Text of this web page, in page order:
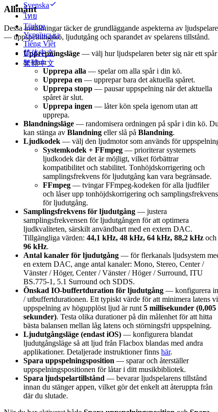
Svenska
ไทย
Türkçe
Українська
Tiếng Việt
简体中文
繁體中文
Allmänt
Dessa inställningar täcker de grundläggande aspekterna av
— uppspelningskö, ljudutgång och sparandet av spelarens tillstånd.
Upprepningsläge — välj hur ljudspelaren beter sig när ett spår
är klart:
Upprepa alla — spelar om alla spår i din kö.
Upprepa en — upprepar bara det aktuella spåret.
Upprepa stopp — pausar uppspelning när det aktuella
spåret är slut.
Upprepa ingen — låter kön spela igenom utan att
upprepa.
Blandningsläge — randomisera ordningen på spår i din kö.
kan stänga av Blandning eller slå på Blandning.
Ljudkodek — välj den ljudmotor som används för
Systemkodek + FFmpeg — prioriterar systemets
ljudkodek där det är möjligt, vilket förbättrar
kompatibilitet och stabilitet. Tonhöjdskorrigering och
samplingsfrekvens för ljudutgång kan vara begränsade.
FFmpeg — tvingar FFmpeg-kodeken för alla ljudfiler
och låser upp tonhöjdskorrigering och samplingsfrekvens
för ljudutgång.
Samplingsfrekvens för ljudutgång — justera
samplingsfrekvensen för ljudutgången för att optimera
ljudkvaliteten, särskilt användbart med en extern DAC.
Tillgängliga värden: 44,1 kHz, 48 kHz, 64 kHz, 88,2 kHz och
96 kHz.
Antal kanaler för ljudutgång — för flerkanals ljudsystem
en extern DAC, ange antal kanaler: Mono, Stereo, Center /
Vänster / Höger, Center / Vänster / Höger / Surround, ITU
BS.775-1, 5.1 Surround och SDDS.
Önskad IO-buffertduration för ljudutgång — konfigurera
/ utbuffertdurationen. Ett typiskt värde för att minimera latens
uppspelning av högupplöst ljud är runt 5 millisekunder (0,005
sekunder). Testa olika durationer på din målenhet för att hitta
bästa balansen mellan låg latens och störningsfri uppspelning.
Ljudutgångsläge (endast iOS) — konfigurera blandat
ljudutgångsläge så att ljud från Flacbox blandas med andra
applikationer. Detaljerade instruktioner finns här.
Spara uppspelningsposition — sparar och återställer
uppspelningspositionen för låtar i ditt musikbibliotek.
Spara ljudspelartillstånd — bevarar ljudspelarens tillstånd
innan du stänger appen, vilket gör det enkelt att återuppta från
där du slutade.